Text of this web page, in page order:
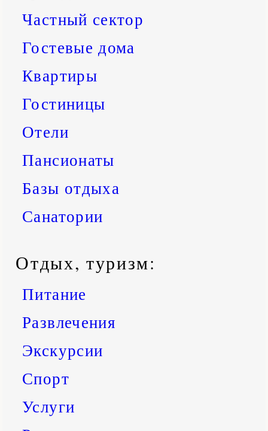
Частный сектор
Гостевые дома
Квартиры
Гостиницы
Отели
Пансионаты
Базы отдыха
Санатории
Отдых, туризм:
Питание
Развлечения
Экскурсии
Спорт
Услуги